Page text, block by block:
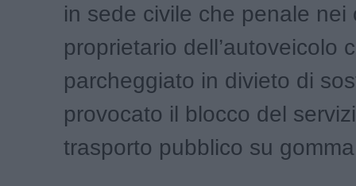
in sede civile che penale nei
proprietario dell’autoveicolo
parcheggiato in divieto di
provocato il blocco del
trasporto pubblico su